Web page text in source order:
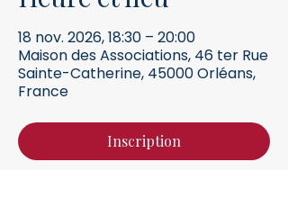
18 nov. 2026, 18:30 – 20:00
Maison des Associations, 46 ter Rue
Sainte-Catherine, 45000 Orléans,
France
Inscription